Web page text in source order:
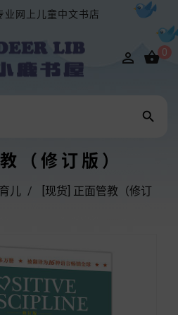
业网上儿童中文书店
 0

（修订版）
儿
[现货] 正面管教（修订